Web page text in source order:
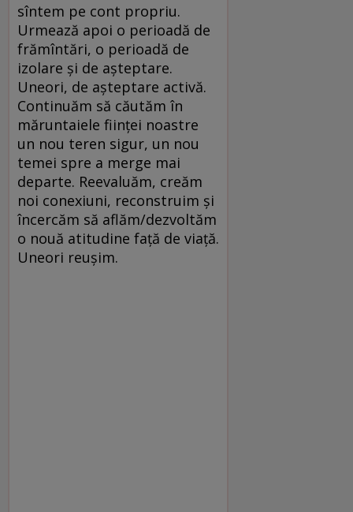
sîntem pe cont propriu.
Urmează apoi o perioadă de
frămîntări, o perioadă de
izolare şi de aşteptare.
Uneori, de aşteptare activă.
Continuăm să căutăm în
măruntaiele fiinţei noastre
un nou teren sigur, un nou
temei spre a merge mai
departe. Reevaluăm, creăm
noi conexiuni, reconstruim şi
încercăm să aflăm/dezvoltăm
o nouă atitudine faţă de viaţă.
Uneori reuşim.